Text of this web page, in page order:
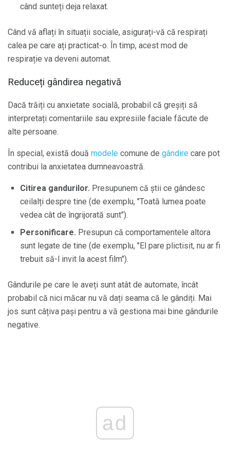
când sunteți deja relaxat.
Când vă aflați în situații sociale, asigurați-vă că respirați
calea pe care ați practicat-o. În timp, acest mod de
respirație va deveni automat.
Reduceți gândirea negativă
Dacă trăiți cu anxietate socială, probabil că greșiți să
interpretați comentariile sau expresiile faciale făcute de
alte persoane.
În special, există două modele comune de gândire care pot
contribui la anxietatea dumneavoastră.
Citirea gandurilor. Presupunem că știi ce gândesc
ceilalți despre tine (de exemplu, "Toată lumea poate
vedea cât de îngrijorată sunt").
Personificare. Presupun că comportamentele altora
sunt legate de tine (de exemplu, "El pare plictisit, nu ar fi
trebuit să-l invit la acest film").
Gândurile pe care le aveți sunt atât de automate, încât
probabil că nici măcar nu vă dați seama că le gândiți. Mai
jos sunt câțiva pași pentru a vă gestiona mai bine gândurile
negative.
ad